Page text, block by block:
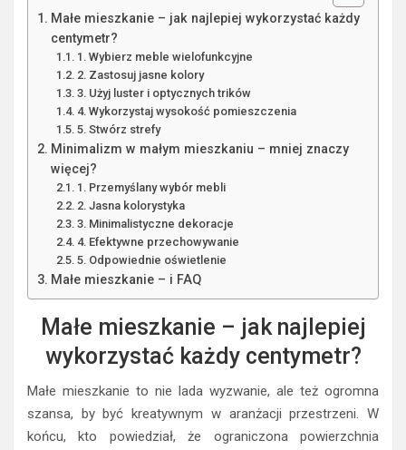
Małe mieszkanie – jak najlepiej wykorzystać każdy
centymetr?
1. Wybierz meble wielofunkcyjne
2. Zastosuj jasne kolory
3. Użyj luster i optycznych trików
4. Wykorzystaj wysokość pomieszczenia
5. Stwórz strefy
Minimalizm w małym mieszkaniu – mniej znaczy
więcej?
1. Przemyślany wybór mebli
2. Jasna kolorystyka
3. Minimalistyczne dekoracje
4. Efektywne przechowywanie
5. Odpowiednie oświetlenie
Małe mieszkanie – i FAQ
Małe mieszkanie – jak najlepiej
wykorzystać każdy centymetr?
Małe mieszkanie to nie lada wyzwanie, ale też ogromna
szansa, by być kreatywnym w aranżacji przestrzeni. W
końcu, kto powiedział, że ograniczona powierzchnia